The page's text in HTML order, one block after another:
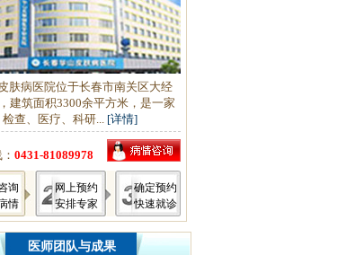
肤病医院位于长春市南关区大经
建筑面积3300余平方米，是一家
查、医疗、科研... [详情]
0431-81089978
询
情
网上预约
安排专家
确定预约
快速就诊
医师团队与成果